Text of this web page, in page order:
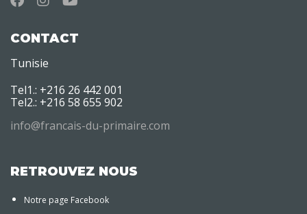
CONTACT
Tunisie
Tel1.: +216 26 442 001
Tel2.: +216 58 655 902
info@francais-du-primaire.com
RETROUVEZ NOUS
Notre page Facebook